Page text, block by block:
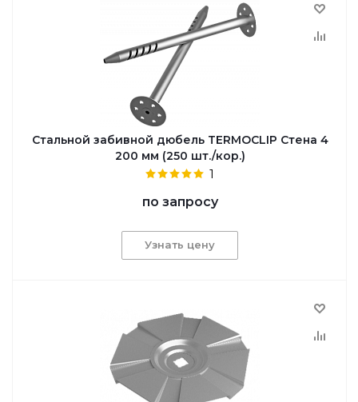
Cтальной забивной дюбель TERMOCLIP Стена 4
200 мм (250 шт./кор.)
1
по запросу
Узнать цену